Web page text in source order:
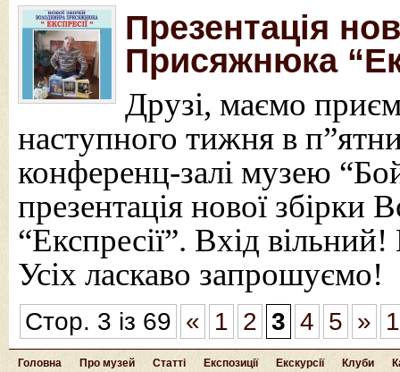
Презентація
Присяжнюка
Друзі, маємо
наступного тижня в
конференц-залі музею
презентація нової
“Експресії”. Вхід
Усіх ласкаво запрошуємо!
Стор. 3 із 69 « 1 2 3 4 5 »
Головна Про музей Статті Експозиції Екскурсії Клуби